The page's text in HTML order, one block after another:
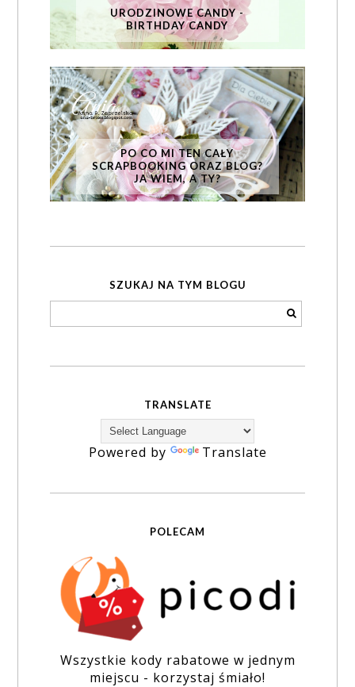
URODZINOWE CANDY -
BIRTHDAY CANDY
PO CO MI TEN CAŁY
SCRAPBOOKING ORAZ BLOG?
JA WIEM, A TY?
SZUKAJ NA TYM BLOGU
TRANSLATE
Powered by Translate
POLECAM
Wszystkie kody rabatowe w jednym
miejscu - korzystaj śmiało!